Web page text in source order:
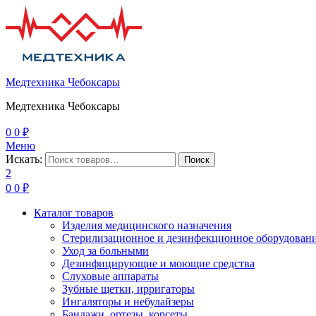
Медтехника Чебоксары
Медтехника Чебоксары
0 0 ₽
Меню
Искать:
Поиск
2
0 0 ₽
Каталог товаров
Изделия медицинского назначения
Стерилизационное и дезинфекционное
Уход за больными
Дезинфицирующие и моющие средства
Слуховые аппараты
Зубные щетки, ирригаторы
Ингаляторы и небулайзеры